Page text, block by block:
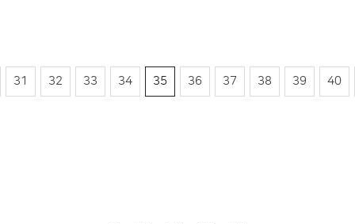
이전
31 32 33 34 35 36 37 38 39 40